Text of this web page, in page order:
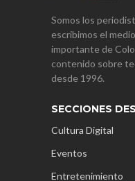
Somos los
escribimos el
importante de
contenido sobre
desde 1996.
SECCIONES
Cultura Digital
Eventos
Entretenimiento